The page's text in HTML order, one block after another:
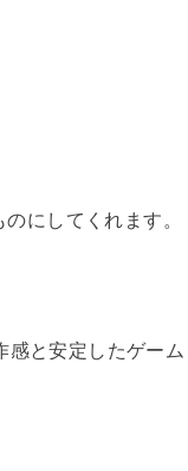
にしてくれます。
感と安定したゲーム